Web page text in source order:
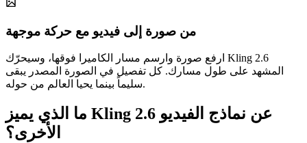
من صورة إلى فيديو مع حركة موجهة
ارفع صورة وارسم مسار الكاميرا فوقها، وسيحرّك Kling 2.6
المشهد على طول مسارك. كل تفصيل في الصورة المصدر يبقى
سليماً بينما يحيا العالم من حوله.
ما الذي يميز Kling 2.6 عن نماذج الفيديو
الأخرى؟